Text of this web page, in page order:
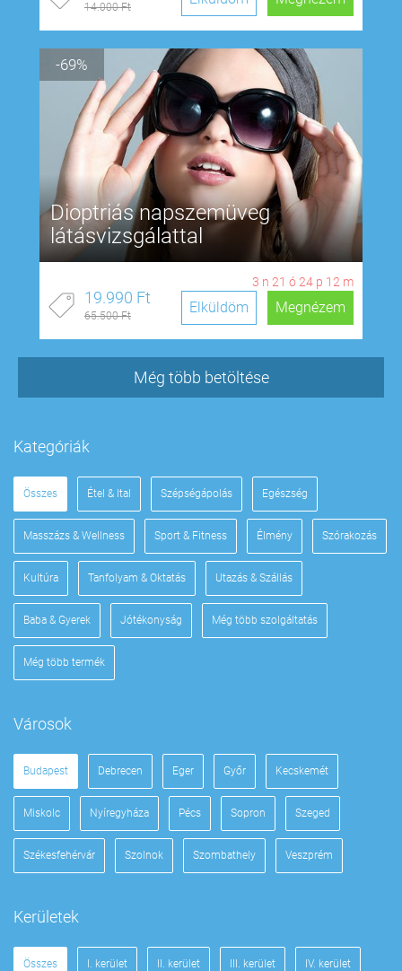
14.000 Ft
-69%
Dioptriás napszemüveg
látásvizsgálattal
3 n 21 ó 24 p 11 m
19.990 Ft
65.500 Ft Megnézem
Elküldöm
Még több betöltése
Kategóriák
Összes Étel & Ital Szépségápolás Egészség
Masszázs & Wellness Sport & Fitness Élmény Szórakozás
Kultúra Tanfolyam & Oktatás Utazás & Szállás
Baba & Gyerek Jótékonyság Még több szolgáltatás
Még több termék
Városok
Budapest Debrecen Eger Győr Kecskemét
Miskolc Nyíregyháza Pécs Sopron Szeged
Székesfehérvár Szolnok Szombathely Veszprém
Kerületek
Összes I. kerület II. kerület III. kerület IV. kerület